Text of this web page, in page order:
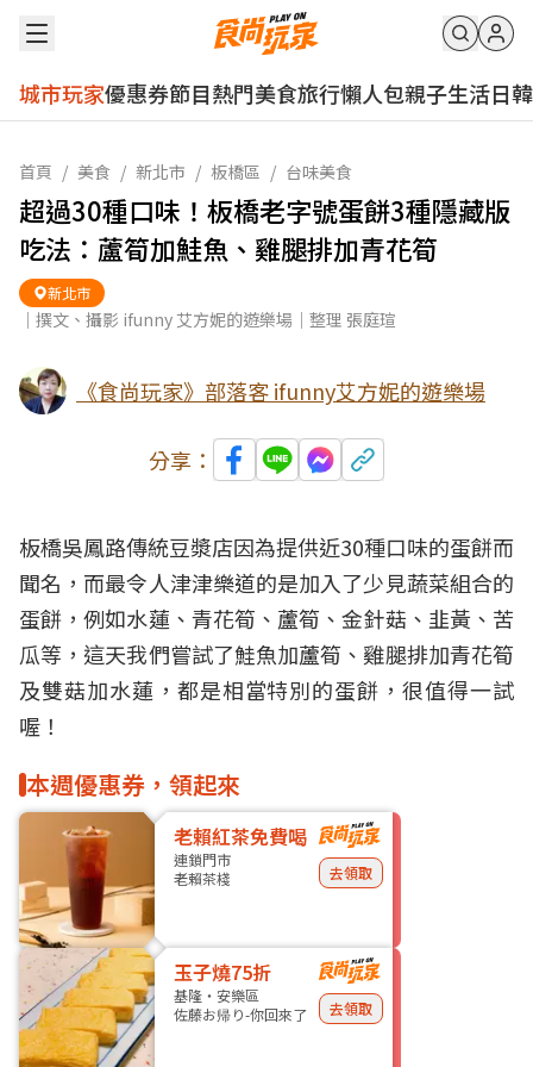
城市玩家優惠券節目熱門美食旅行懶人包親子生活日韓
首頁 / 美食 / 新北市 / 板橋區 / 台味美食
超過30種口味！板橋老字號蛋餅3種隱藏版
吃法：蘆筍加鮭魚、雞腿排加青花筍
新北市
｜撰文、攝影 ifunny 艾方妮的遊樂場｜整理 張庭瑄
《食尚玩家》部落客 ifunny艾方妮的遊樂場
分享：
板橋吳鳳路傳統豆漿店因為提供近30種口味的蛋餅而
聞名，而最令人津津樂道的是加入了少見蔬菜組合的
蛋餅，例如水蓮、青花筍、蘆筍、金針菇、韭黃、苦
瓜等，這天我們嘗試了鮭魚加蘆筍、雞腿排加青花筍
及雙菇加水蓮，都是相當特別的蛋餅，很值得一試
喔！
本週優惠券，領起來
老賴紅茶免費喝
連鎖門市
老賴茶棧
去領取
玉子燒75折
基隆・安樂區
佐藤お帰り-你回來了
去領取